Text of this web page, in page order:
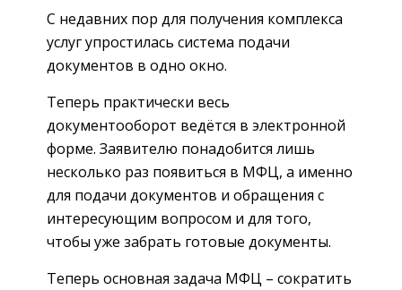
С недавних пор для получения комплекса
услуг упростилась система подачи
документов в одно окно.
Теперь практически весь
документооборот ведётся в электронной
форме. Заявителю понадобится лишь
несколько раз появиться в МФЦ, а именно
для подачи документов и обращения с
интересующим вопросом и для того,
чтобы уже забрать готовые документы.
Теперь основная задача МФЦ – сократить